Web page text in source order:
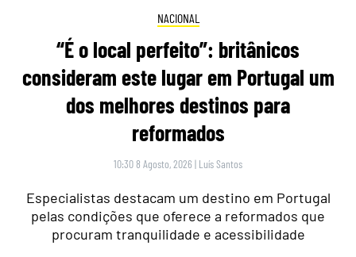
NACIONAL
“É o local perfeito”: britânicos
consideram este lugar em Portugal um
dos melhores destinos para
reformados
10:30 8 Agosto, 2026 | Luís Santos
Especialistas destacam um destino em Portugal
pelas condições que oferece a reformados que
procuram tranquilidade e acessibilidade